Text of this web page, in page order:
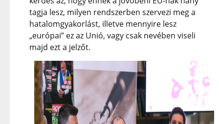
tagja lesz, milyen rendszerben szervezi meg a
hatalomgyakorlást, illetve mennyire lesz
„európai” ez az Unió, vagy csak nevében viseli
majd ezt a jelzőt.